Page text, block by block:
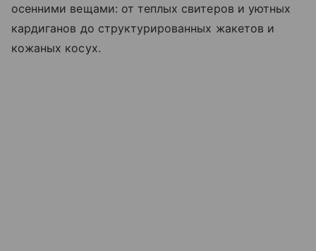
осенними вещами: от теплых свитеров и уютных
кардиганов до структурированных жакетов и
кожаных косух.